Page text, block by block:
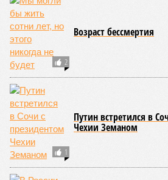
2
Возраст бессмертия
1
Путин встретился в
Чехии Земаном